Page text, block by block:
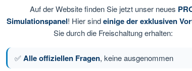
Auf der Website finden Sie jetzt unser neues
Simulationspanel! Hier sindeinige der exklusiven
Sie durch die Freischaltung erhalten:
✅Alle offiziellen Fragen, keine ausgenommen